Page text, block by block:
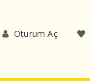
Oturum Aç